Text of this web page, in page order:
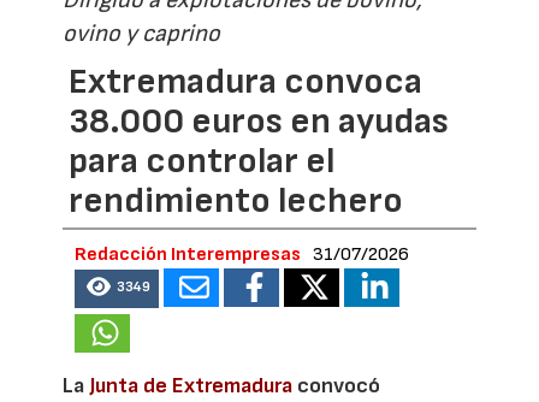
ovino y caprino
Extremadura convoca
38.000 euros en ayudas
para controlar el
rendimiento lechero
Redacción Interempresas 31/07/2026
3349
LaJunta de Extremadura convocó